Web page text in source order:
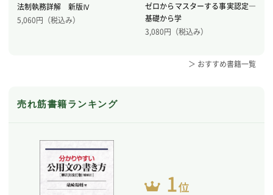
法制執務詳解 新版Ⅳ
5,060円（税込み）
ゼロからマスターする事実認定―
基礎から学
3,080円（税込み）
＞ おすすめ書籍一覧
売れ筋書籍ランキング